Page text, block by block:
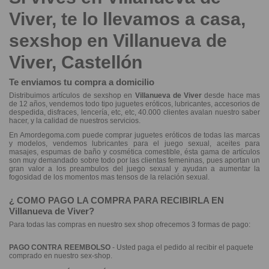
Viver, te lo llevamos a casa,
sexshop en Villanueva de
Viver, Castellón
Te enviamos tu compra a domicilio
Distribuimos artículos de sexshop en Villanueva de Viver desde hace mas
de 12 años, vendemos todo tipo juguetes eróticos, lubricantes, accesorios de
despedida, disfraces, lencería, etc, etc, 40.000 clientes avalan nuestro saber
hacer, y la calidad de nuestros servicios.
En Amordegoma.com puede comprar juguetes eróticosde todas las marcas
y modelos, vendemos lubricantes para el juego sexual, aceites para
masajes, espumas de baño y cosmética comestible, ésta gama de artículos
son muy demandado sobre todo por las clientas femeninas, pues aportan un
gran valor a los preambulos del juego sexual y ayudan a aumentar la
fogosidad de los momentos mas tensos de la relación sexual.
¿ COMO PAGO LA COMPRA PARA RECIBIRLA EN
Villanueva de Viver?
Para todas las compras en nuestro sex shop ofrecemos 3 formas de pago:
PAGO CONTRA REEMBOLSO - Usted paga el pedido al recibir el paquete
comprado en nuestro sex-shop.